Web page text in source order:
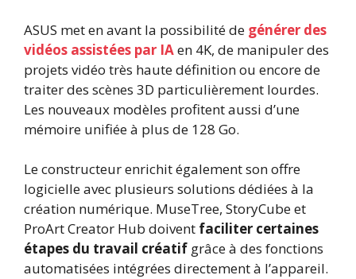
ASUS met en avant la possibilité de générer des
vidéos assistées par IAen 4K, de manipuler des
projets vidéo très haute définition ou encore de
traiter des scènes 3D particulièrement lourdes.
Les nouveaux modèles profitent aussi d’une
mémoire unifiée à plus de 128 Go.
Le constructeur enrichit également son offre
logicielle avec plusieurs solutions dédiées à la
création numérique. MuseTree, StoryCube et
ProArt Creator Hub doivent faciliter certaines
étapes du travail créatif grâce à des fonctions
automatisées intégrées directement à l’appareil.